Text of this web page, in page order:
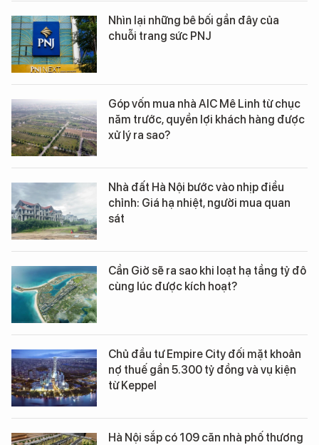
Nhìn lại những bê bối gần đây của
chuỗi trang sức PNJ
Góp vốn mua nhà AIC Mê Linh từ chục
năm trước, quyền lợi khách hàng được
xử lý ra sao?
Nhà đất Hà Nội bước vào nhịp điều
chỉnh: Giá hạ nhiệt, người mua quan
sát
Cần Giờ sẽ ra sao khi loạt hạ tầng tỷ đô
cùng lúc được kích hoạt?
Chủ đầu tư Empire City đối mặt khoản
nợ thuế gần 5.300 tỷ đồng và vụ kiện
từ Keppel
Hà Nội sắp có 109 căn nhà phố thương